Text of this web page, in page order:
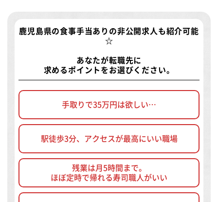
鹿児島県の食事手当ありの非公開求人 も紹介可能
☆
あなたが転職先に
求めるポイントをお選びください。
手取りで35万円は欲しい…
駅徒歩3分、アクセスが最高にいい職場
残業は月5時間まで。
ほぼ定時で帰れる寿司職人がいい